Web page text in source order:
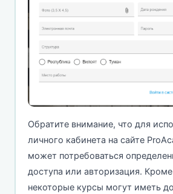
Обратите внимание, что для
личного кабинета на сайте
может потребоваться
доступа или авторизация.
некоторые курсы могут иметь